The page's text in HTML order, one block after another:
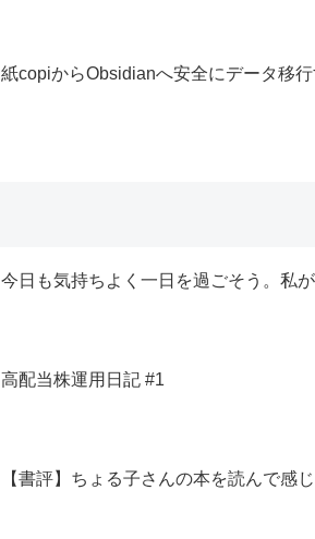
紙copiからObsidianへ安全にデータ移
今日も気持ちよく一日を過ごそう。私
高配当株運用日記 #1
【書評】ちょる子さんの本を読んで感